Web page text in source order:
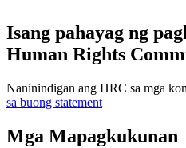
Isang pahayag ng
Human Rights
Naninindigan ang HRC sa mga
sa buong statement
Mga Mapagkukunan